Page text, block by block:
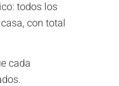
todos los
con total
cada